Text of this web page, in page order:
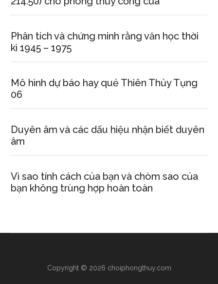
Phân tích và chứng minh rằng văn học thời
kì 1945 – 1975
Mô hình dự báo hay quẻ Thiên Thủy Tụng
06
Duyên âm và các dấu hiệu nhận biết duyên
âm
Vì sao tính cách của bạn và chòm sao của
bạn không trùng hợp hoàn toàn
Copyright © 2026 choiphongthuy.com